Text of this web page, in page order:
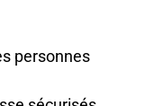
personnes